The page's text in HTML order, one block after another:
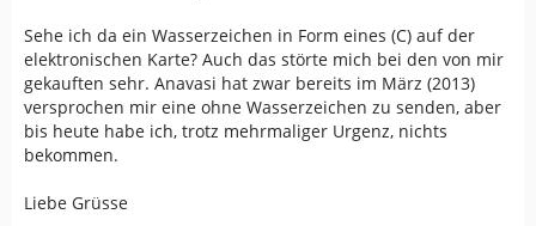
Sehe ich da ein Wasserzeichen in Form eines (C) auf der
elektronischen Karte? Auch das störte mich bei den von mir
gekauften sehr. Anavasi hat zwar bereits im März (2013)
versprochen mir eine ohne Wasserzeichen zu senden, aber
bis heute habe ich, trotz mehrmaliger Urgenz, nichts
bekommen.
Liebe Grüsse